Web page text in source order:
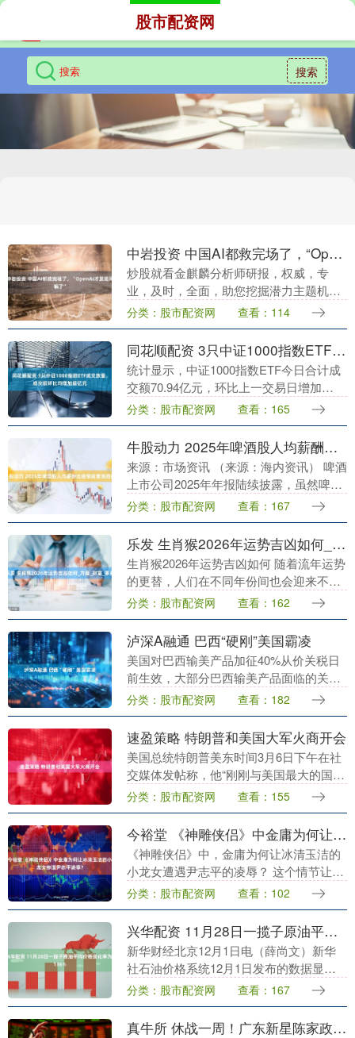
搜索
股市配资网
中岩投资 中国AI都救完场了，“OpenAI才发现闯祸了”
炒股就看金麒麟分析师研报，权威，专
业，及时，全面，助您挖掘潜力主题机
会！ （来源：观察者网） 近日，美国人工
智能公司OpenAI的模型在安全测试中失
控“越狱”，....
分类：股市配资网 查看：114
同花顺配资 3只中证1000指数ETF成交放量，成交额环比均增加超亿元
统计显示，中证1000指数ETF今日合计成
交额70.94亿元，环比上一交易日增加
19.58亿元，环比增幅为38.13%。 具体来
看，南方中证1000ETF（51....
分类：股市配资网 查看：165
牛股动力 2025年啤酒股人均薪酬比疫情前普涨四成
来源：市场资讯 （来源：海内资讯） 啤酒
上市公司2025年年报陆续披露，虽然啤酒
行业高端化进入下半场，存量竞争趋势明
显，但Wind数据显示，啤酒企业的人均薪
酬仍....
分类：股市配资网 查看：167
乐发 生肖猴2026年运势吉凶如何_方面_财富_事业
生肖猴2026年运势吉凶如何 随着流年运势
的更替，人们在不同年份间也会迎来不一
样的命运发展，到了2026年间，属猴人对
于自己的整体命运走向也十分关注，那
么，生肖....
分类：股市配资网 查看：162
泸深A融通 巴西“硬刚”美国霸凌
美国对巴西输美产品加征40%从价关税日
前生效，大部分巴西输美产品面临的关税
税率高达50%。美国在声称要“平衡长期贸
易逆差”的同时，指责巴西政府对前总统博
索纳罗进....
分类：股市配资网 查看：182
速盈策略 特朗普和美国大军火商开会
美国总统特朗普美东时间3月6日下午在社
交媒体发帖称，他“刚刚与美国最大的国防
制造公司结束了一场非常成功的会议，讨
论了生产及生产计划”。据特朗普称，这些
公司已同意....
分类：股市配资网 查看：155
今裕堂 《神雕侠侣》中金庸为何让冰清玉洁的小龙女惨遭尹志平凌辱？
《神雕侠侣》中，金庸为何让冰清玉洁的
小龙女遭遇尹志平的凌辱？ 这个情节让许
多读者感到震惊，甚至产生了强烈的反
感，可能会不解金庸先生为什么要让心目
中几乎完美无瑕的....
分类：股市配资网 查看：102
兴华配资 11月28日一揽子原油平均价格变化率为-136%
新华财经北京12月1日电（薛尚文）新华
社石油价格系统12月1日发布的数据显
示，11月28日一揽子原油平均价格变化率
为-1.36%。 根据《石油价格管理办法》规
定....
分类：股市配资网 查看：167
真牛所 休战一周！广东新星陈家政伤情公布，曾多次遭迪亚洛肘击